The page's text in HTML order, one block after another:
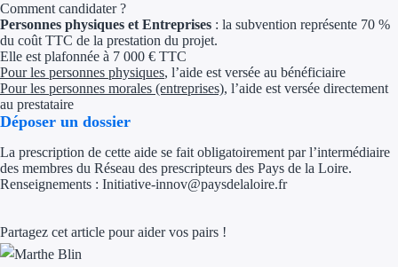
Trouvez des idées de
Quelles aides pour
Territoires
Régions de A à H
Comment candidater ?
Personnes physiques et Entreprises : la subvention représente 70 %
du coût TTC de la prestation du projet.
Elle est plafonnée à 7 000 € TTC
Pour les personnes physiques, l’aide est versée au bénéficiaire
Pour les personnes morales (entreprises), l’aide est versée directement
au prestataire
Déposer un dossier
La prescription de cette aide se fait obligatoirement par l’intermédiaire
des membres du Réseau des prescripteurs des Pays de la Loire.
Renseignements : Initiative-innov@paysdelaloire.fr
Partagez cet article pour aider vos pairs !